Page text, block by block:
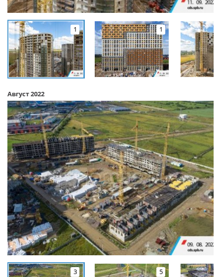
1 1
Август 2022
3 5